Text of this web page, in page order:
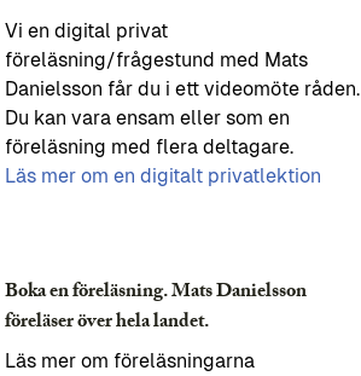
Vi en digital privat
föreläsning/frågestund med Mats
Danielsson får du i ett videomöte råden.
Du kan vara ensam eller som en
föreläsning med flera deltagare.
Läs mer om en digitalt privatlektion
Boka en föreläsning. Mats Danielsson
föreläser över hela landet.
Läs mer om föreläsningarna